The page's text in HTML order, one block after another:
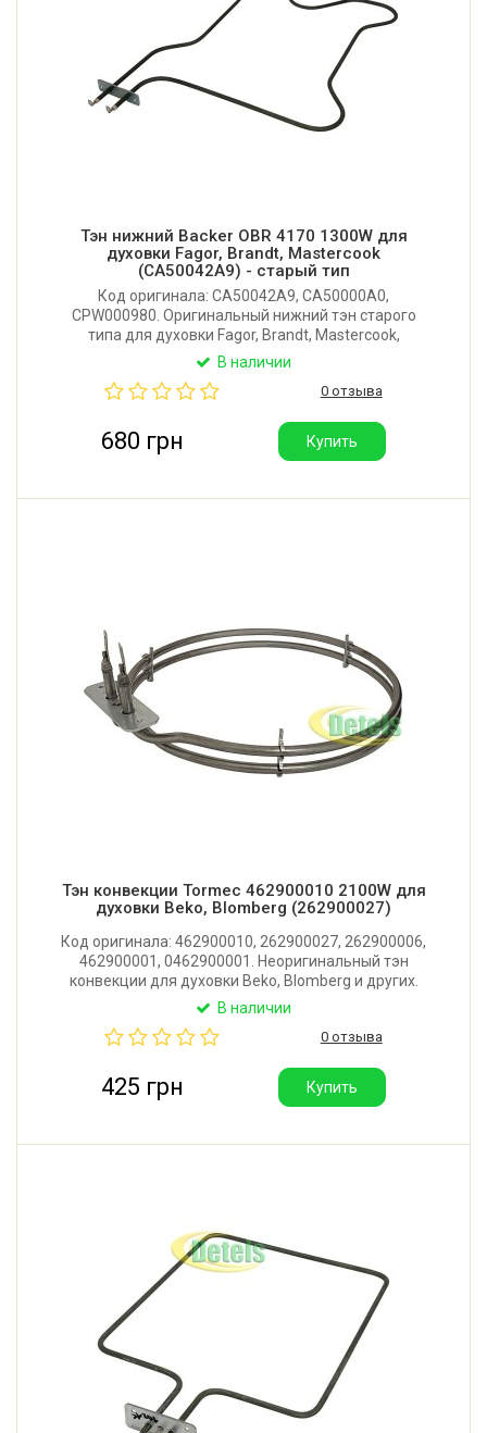
Тэн нижний Backer OBR 4170 1300W для
духовки Fagor, Brandt, Mastercook
(CA50042A9) - старый тип
Код оригинала: CA50042A9, CA50000A0,
CPW000980. Оригинальный нижний тэн старого
типа для духовки Fagor, Brandt, Mastercook,
Clatronic, Bomann. Длина от фланца: 412 мм.
фланца: 70х20 мм. Производитель: Backer (Польша).
В наличии
0 отзыва
680 грн Купить
Тэн конвекции Tormec 462900010 2100W для
духовки Beko, Blomberg (262900027)
Код оригинала: 462900010, 262900027, 262900006,
462900001, 0462900001. Неоригинальный тэн
конвекции для духовки Beko, Blomberg и других.
Диаметр: 205 мм. Фланец: 70х22 мм. Мощность:
В наличии
0 отзыва
425 грн Купить